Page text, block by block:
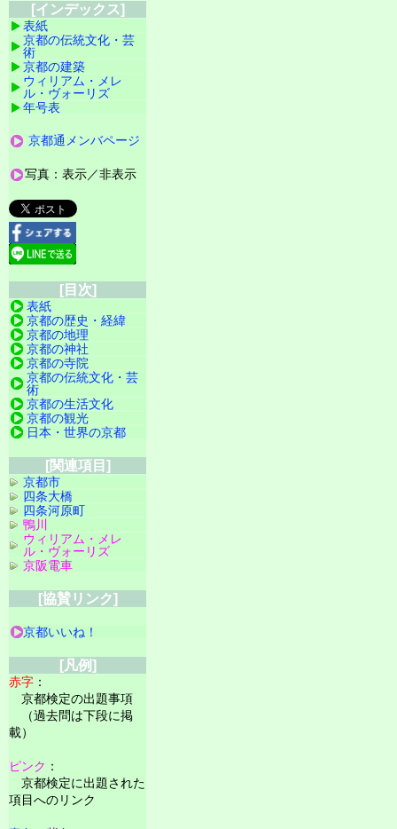
[インデックス]
表紙
京都の伝統文化・芸
術
京都の建築
ウィリアム・メレ
ル・ヴォーリズ
年号表
京都通メンバページ
写真：表示／非表示
[目次]
表紙
京都の歴史・経緯
京都の地理
京都の神社
京都の寺院
京都の伝統文化・芸
術
京都の生活文化
京都の観光
日本・世界の京都
[関連項目]
京都市
四条大橋
四条河原町
鴨川
ウィリアム・メレ
ル・ヴォーリズ
京阪電車
[協賛リンク]
京都いいね！
[凡例]
赤字 ：
京都検定の出題事項
（過去問は下段に掲
載）
ピンク ：
京都検定に出題された
項目へのリンク